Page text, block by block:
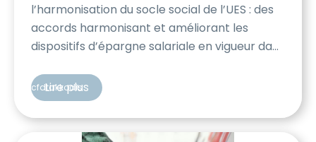
l’harmonisation du socle social de l’UES : des
accords harmonisant et améliorant les
dispositifs d’épargne salariale en vigueur dans
viennent de voir le jour, avec la signature de
la CFDT. Ces accords prévoient notamment:
De quoi s’agit-il ?​ Le PEE Le Plan d’Epargne […]
cfdtakkodis
Lire plus